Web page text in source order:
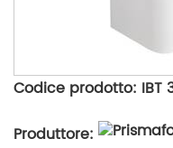
Codice prodotto: IBT
Produttore: